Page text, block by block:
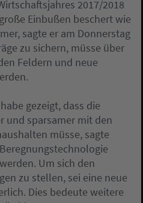
2017/2018
Einbußen beschert wie
sagte er am Donnerstag
zu sichern, müsse über
Feldern und neue
gezeigt, dass die
und sparsamer mit den
müsse, sagte
Um sich den
zu stellen, sei eine neue
Dies bedeute weitere